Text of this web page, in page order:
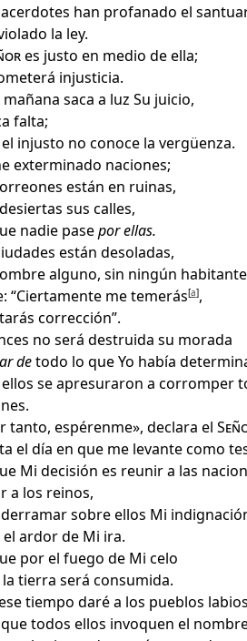
han profanado el
la ley.
es justo en medio de ella;
injusticia.
mañana saca a luz Su juicio,
falta;
injusto no conoce la vergüenza.
exterminado naciones;
están en ruinas,
sus calles,
nadie pasepor ellas.
están desoladas,
alguno, sin ningún habitante
“Ciertamente me temerás[a],
corrección”.
no será destruida su morada
detodo lo que Yo había
se apresuraron a corromper
.
tanto, espérenme», declara el
el día en que me levante como
Mi decisión es reunir a las
a los reinos,
sobre ellos Mi
el ardor de Mi ira.
por el fuego de Mi celo
la tierra será consumida.
tiempo daré a los pueblos
todos ellos invoquen el